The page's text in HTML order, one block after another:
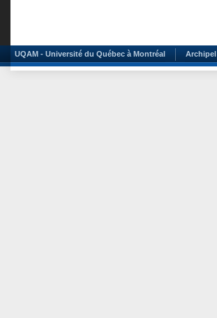
UQAM - Université du Québec à Montréal Archipel